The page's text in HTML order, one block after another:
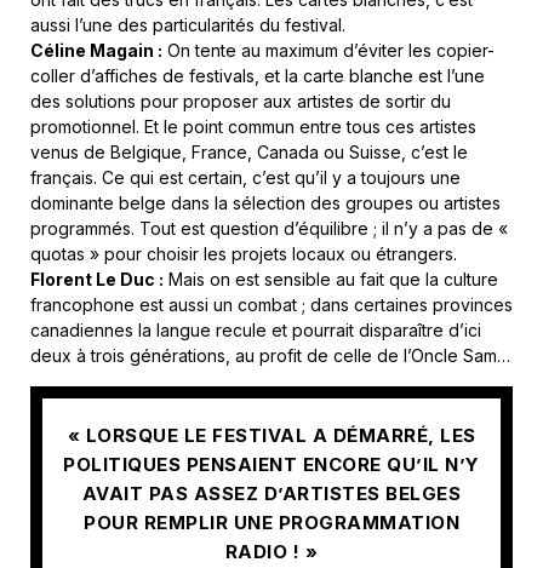
aussi l’une des particularités du festival.
Céline Magain : On tente au maximum d’éviter les copier-
coller d’affiches de festivals, et la carte blanche est l’une
des solutions pour proposer aux artistes de sortir du
promotionnel. Et le point commun entre tous ces artistes
venus de Belgique, France, Canada ou Suisse, c’est le
français. Ce qui est certain, c’est qu’il y a toujours une
dominante belge dans la sélection des groupes ou artistes
programmés. Tout est question d’équilibre ; il n’y a pas de «
quotas » pour choisir les projets locaux ou étrangers.
Florent Le Duc : Mais on est sensible au fait que la culture
francophone est aussi un combat ; dans certaines provinces
canadiennes la langue recule et pourrait disparaître d’ici
deux à trois générations, au profit de celle de l’Oncle Sam…
« LORSQUE LE FESTIVAL A DÉMARRÉ, LES
POLITIQUES PENSAIENT ENCORE QU’IL N’Y
AVAIT PAS ASSEZ D’ARTISTES BELGES
POUR REMPLIR UNE PROGRAMMATION
RADIO ! »